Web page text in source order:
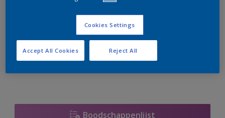
Op dit moment is het niet mogelijk dit product online
te bestellen. Houd de website in de gaten, we werken
er hard aan om de voorraad aan te vullen.
Boodschappenlijst
Cookies Settings
Reject All
Accept All Cookies